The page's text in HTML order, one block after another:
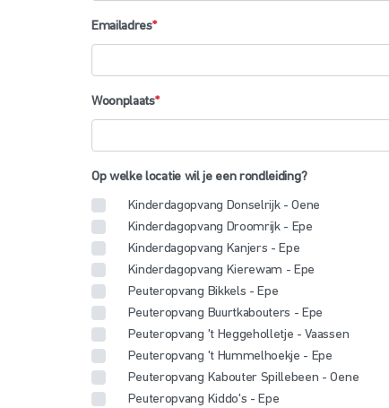
Emailadres*
Woonplaats*
Op welke locatie wil je een rondleiding?
Kinderdagopvang Donselrijk - Oene
Kinderdagopvang Droomrijk - Epe
Kinderdagopvang Kanjers - Epe
Kinderdagopvang Kierewam - Epe
Peuteropvang Bikkels - Epe
Peuteropvang Buurtkabouters - Epe
Peuteropvang 't Heggeholletje - Vaassen
Peuteropvang 't Hummelhoekje - Epe
Peuteropvang Kabouter Spillebeen - Oene
Peuteropvang Kiddo's - Epe